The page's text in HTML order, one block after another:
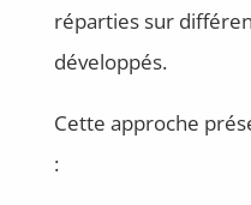
réparties sur
développés.
Cette approche
: